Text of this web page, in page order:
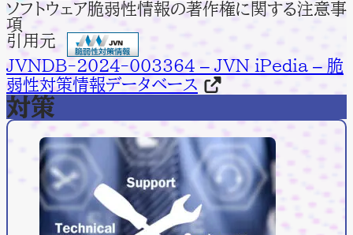
ソフトウェア脆弱性情報の著作権に関する注意事
項
引用元
JVNDB-2024-003364 – JVN iPedia – 脆
弱性対策情報データベース
対策